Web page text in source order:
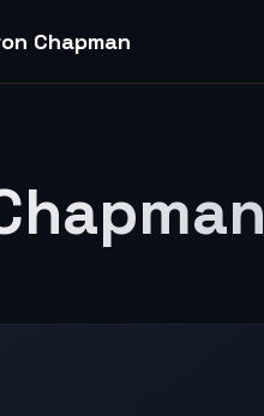
Chapman